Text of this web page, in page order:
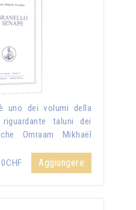
uno dei volumi della
taluni dei
Omraam Mikhaël
Aggiungere